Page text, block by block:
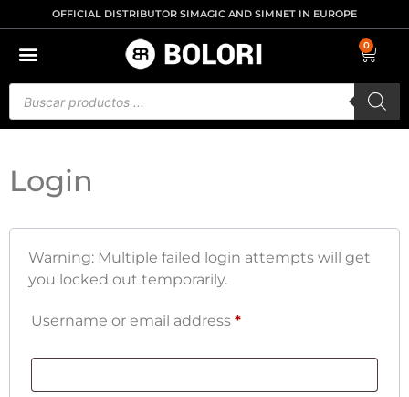
OFFICIAL DISTRIBUTOR SIMAGIC AND SIMNET IN EUROPE
0
Login
Warning: Multiple failed login attempts will get
you locked out temporarily.
Username or email address *